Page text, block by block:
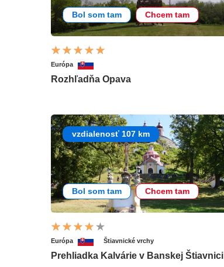
Bol som tam Chcem tam
Európa
Rozhľadňa Opava
vzdialenosť 107 km
Bol som tam Chcem tam
Európa Štiavnické vrchy
Prehliadka Kalvárie v Banskej Štiavnici